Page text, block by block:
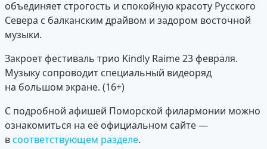
объединяет строгость и спокойную красоту Русского
Севера с балканским драйвом и задором восточной
музыки.
Закроет фестиваль трио Kindly Raime 23 февраля.
Музыку сопроводит специальный видеоряд
на большом экране. (16+)
С подробной афишей Поморской филармонии можно
ознакомиться на её официальном сайте —
всоответствующем разделе.